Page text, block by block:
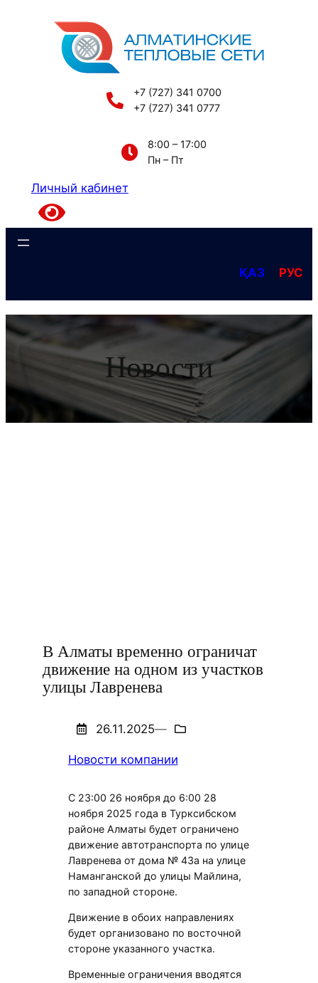
содержимому
+7 (727) 341 0700
+7 (727) 341 0777
8:00 – 17:00
Пн – Пт
Личный кабинет
ҚАЗ РУС
Новости
В Алматы временно ограничат
движение на одном из участков
улицы Лавренева
26.11.2025—
Новости компании
С 23:00 26 ноября до 6:00 28
ноября 2025 года в Турксибском
районе Алматы будет ограничено
движение автотранспорта по улице
Лавренева от дома № 43а на улице
Наманганской до улицы Майлина,
по западной стороне.
Движение в обоих направлениях
будет организовано по восточной
стороне указанного участка.
Временные ограничения вводятся